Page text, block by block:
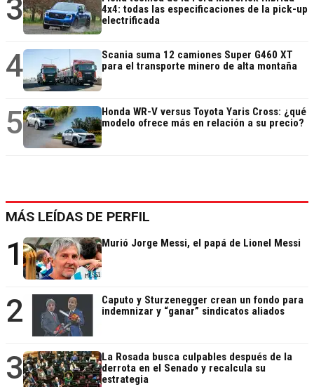
3
4x4: todas las especificaciones de la pick-up
electrificada
4
Scania suma 12 camiones Super G460 XT
para el transporte minero de alta montaña
5
Honda WR-V versus Toyota Yaris Cross: ¿qué
modelo ofrece más en relación a su precio?
MÁS LEÍDAS DE PERFIL
1 Murió Jorge Messi, el papá de Lionel Messi
2
Caputo y Sturzenegger crean un fondo para
indemnizar y “ganar” sindicatos aliados
3
La Rosada busca culpables después de la
derrota en el Senado y recalcula su
estrategia